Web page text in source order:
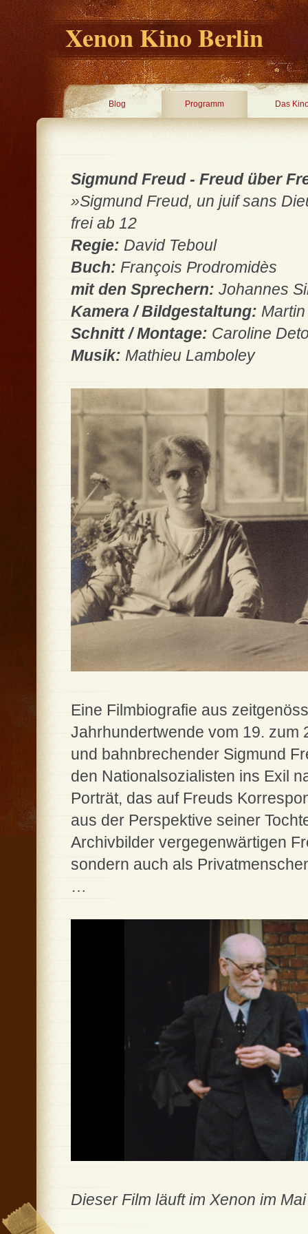
Xenon Kino Berlin
Blog Programm Das
Sigmund Freud - Freud über
»Sigmund Freud, un juif sans
frei ab 12
Regie: David Teboul
Buch: François Prodromidès
mit den Sprechern: Johannes
Kamera / Bildgestaltung:
Schnitt / Montage: Caroline
Musik: Mathieu Lamboley
Eine Filmbiografie aus
Jahrhundertwende vom 19. zum
und bahnbrechender Sigmund
den Nationalsozialisten ins Exil
Porträt, das auf Freuds
aus der Perspektive seiner
Archivbilder vergegenwärtigen
sondern auch als
…
Dieser Film läuft im Xenon im